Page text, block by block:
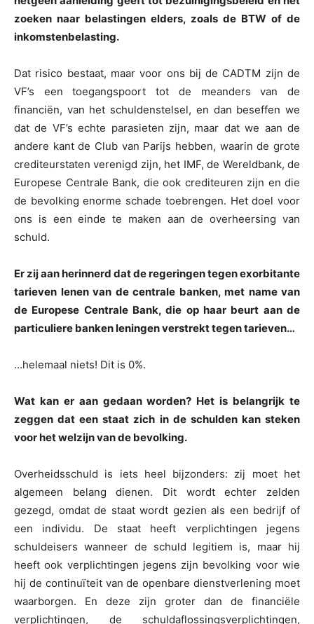
zoeken naar belastingen elders, zoals de BTW of de
inkomstenbelasting.
Dat risico bestaat, maar voor ons bij de CADTM zijn de
VF’s een toegangspoort tot de meanders van de
financiën, van het schuldenstelsel, en dan beseffen we
dat de VF’s echte parasieten zijn, maar dat we aan de
andere kant de Club van Parijs hebben, waarin de grote
crediteurstaten verenigd zijn, het IMF, de Wereldbank, de
Europese Centrale Bank, die ook crediteuren zijn en die
de bevolking enorme schade toebrengen. Het doel voor
ons is een einde te maken aan de overheersing van
schuld.
Er zij aan herinnerd dat de regeringen tegen exorbitante
tarieven lenen van de centrale banken, met name van
de Europese Centrale Bank, die op haar beurt aan de
particuliere banken leningen verstrekt tegen tarieven…
…helemaal niets! Dit is 0%.
Wat kan er aan gedaan worden? Het is belangrijk te
zeggen dat een staat zich in de schulden kan steken
voor het welzijn van de bevolking.
Overheidsschuld is iets heel bijzonders: zij moet het
algemeen belang dienen. Dit wordt echter zelden
gezegd, omdat de staat wordt gezien als een bedrijf of
een individu. De staat heeft verplichtingen jegens
schuldeisers wanneer de schuld legitiem is, maar hij
heeft ook verplichtingen jegens zijn bevolking voor wie
hij de continuïteit van de openbare dienstverlening moet
waarborgen. En deze zijn groter dan de financiële
verplichtingen, de schuldaflossingsverplichtingen,